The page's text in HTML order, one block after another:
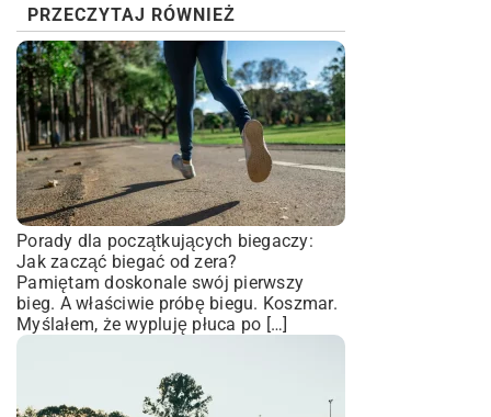
PRZECZYTAJ RÓWNIEŻ
Porady dla początkujących biegaczy:
Jak zacząć biegać od zera?
Pamiętam doskonale swój pierwszy
bieg. A właściwie próbę biegu. Koszmar.
Myślałem, że wypluję płuca po […]